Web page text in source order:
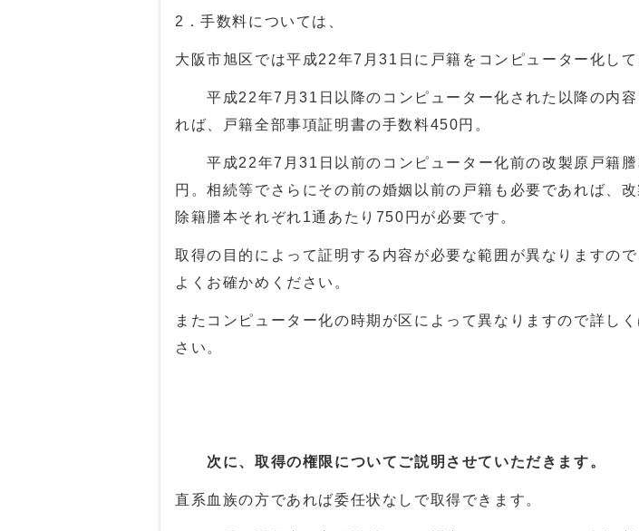
2．手数料については、
大阪市旭区では平成22年7 月31 日に戸籍をコンピューター化して
平成22年7 月31 日以降のコンピューター化された以降の内
れば、戸籍全部事項証明書の手数料450円。
平成22年7 月31 日以前のコンピューター化前の改製原戸籍
円。相続等でさらにその前の婚姻以前の戸籍も必要であれば、
除籍謄本それぞれ1通あたり 750 円が必要です。
取得の目的によって証明する内容が必要な範囲が異なりますの
よくお確かめください。
またコンピューター化の時期が区によって異なりますので詳し
さい。
次に、取得の権限についてご説明させていただきます。
直系血族の方であれば委任状なしで取得できます。